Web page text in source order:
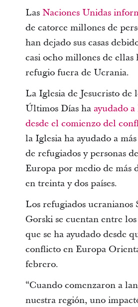
Las Naciones Unidas
de catorce millones de
han dejado sus casas
casi ocho millones de ellas
refugio fuera de Ucrania.
La Iglesia de Jesucristo de
Últimos Días ha ayudado a
desde el comienzo del
la Iglesia ha ayudado a
de refugiados y personas
Europa por medio de más
en treinta y dos países.
Los refugiados ucranianos
Gorski se cuentan entre
que se ha ayudado desde
conflicto en Europa
febrero.
“Cuando comenzaron a
nuestra región, uno